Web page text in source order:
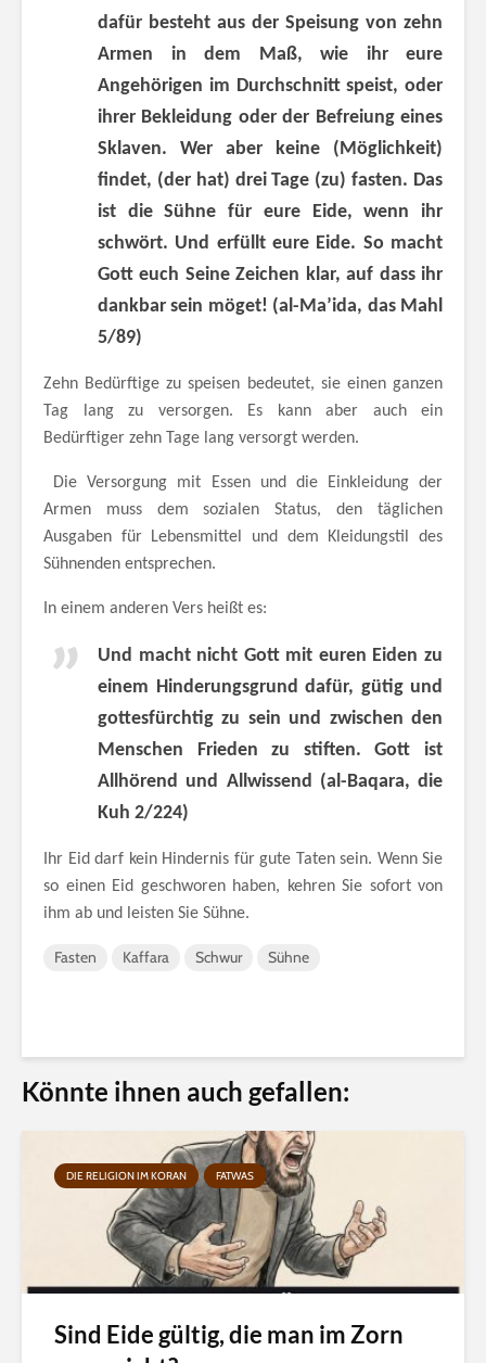
dafür besteht aus der Speisung von zehn
Armen in dem Maß, wie ihr eure
Angehörigen im Durchschnitt speist, oder
ihrer Bekleidung oder der Befreiung eines
Sklaven. Wer aber keine (Möglichkeit)
findet, (der hat) drei Tage (zu) fasten. Das
ist die Sühne für eure Eide, wenn ihr
schwört. Und erfüllt eure Eide. So macht
Gott euch Seine Zeichen klar, auf dass ihr
dankbar sein möget! (al-Ma’ida, das Mahl
5/89)
Zehn Bedürftige zu speisen bedeutet, sie einen ganzen
Tag lang zu versorgen. Es kann aber auch ein
Bedürftiger zehn Tage lang versorgt werden.
Die Versorgung mit Essen und die Einkleidung der
Armen muss dem sozialen Status, den täglichen
Ausgaben für Lebensmittel und dem Kleidungstil des
Sühnenden entsprechen.
In einem anderen Vers heißt es:
Und macht nicht Gott mit euren Eiden zu
einem Hinderungsgrund dafür, gütig und
gottesfürchtig zu sein und zwischen den
Menschen Frieden zu stiften. Gott ist
Allhörend und Allwissend (al-Baqara, die
Kuh 2/224)
Ihr Eid darf kein Hindernis für gute Taten sein. Wenn Sie
so einen Eid geschworen haben, kehren Sie sofort von
ihm ab und leisten Sie Sühne.
Fasten Kaffara Schwur Sühne
Könnte ihnen auch gefallen:
DIE RELIGION IM KORAN FATWAS
Sind Eide gültig, die man im Zorn